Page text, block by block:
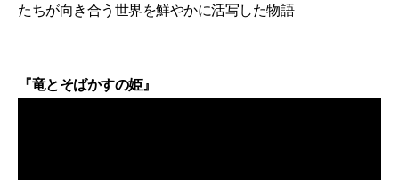
たちが向き合う世界を鮮やかに活写した物語
『竜とそばかすの姫』